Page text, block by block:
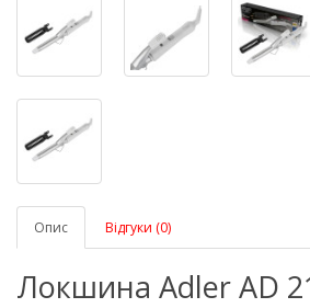
Опис Відгуки (0)
Локшина Adler AD